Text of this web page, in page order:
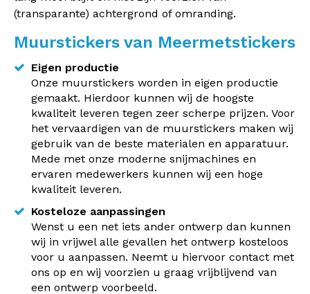
(transparante) achtergrond of omranding.
Muurstickers van Meermetstickers
Eigen productie
Onze muurstickers worden in eigen productie
gemaakt. Hierdoor kunnen wij de hoogste
kwaliteit leveren tegen zeer scherpe prijzen. Voor
het vervaardigen van de muurstickers maken wij
gebruik van de beste materialen en apparatuur.
Mede met onze moderne snijmachines en
ervaren medewerkers kunnen wij een hoge
kwaliteit leveren.
Kosteloze aanpassingen
Wenst u een net iets ander ontwerp dan kunnen
wij in vrijwel alle gevallen het ontwerp kosteloos
voor u aanpassen. Neemt u hiervoor contact met
ons op en wij voorzien u graag vrijblijvend van
een ontwerp voorbeeld.